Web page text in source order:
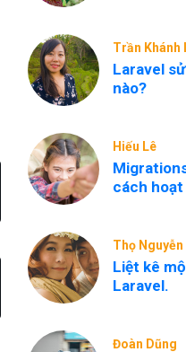
Trần Khánh
Laravel
nào?
Hiếu Lê
cách
Thọ Nguyễn
Liệt kê
Laravel.
Đoàn Dũng